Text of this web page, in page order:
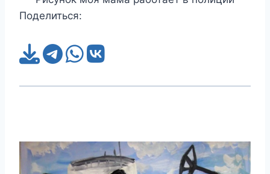
Поделиться: